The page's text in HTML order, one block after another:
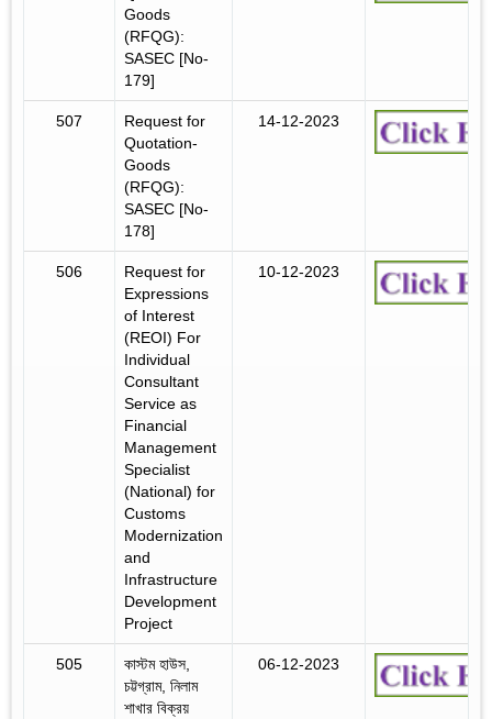
Goods
(RFQG):
SASEC [No-
179]
507
Request for
Quotation-
Goods
(RFQG):
SASEC [No-
178]
14-12-2023
506
Request for
Expressions
of Interest
(REOI) For
Individual
Consultant
Service as
Financial
Management
Specialist
(National) for
Customs
Modernization
and
Infrastructure
Development
Project
10-12-2023
505
কাস্টম হাউস,
চট্টগ্রাম, নিলাম
শাখার বিক্রয়
06-12-2023